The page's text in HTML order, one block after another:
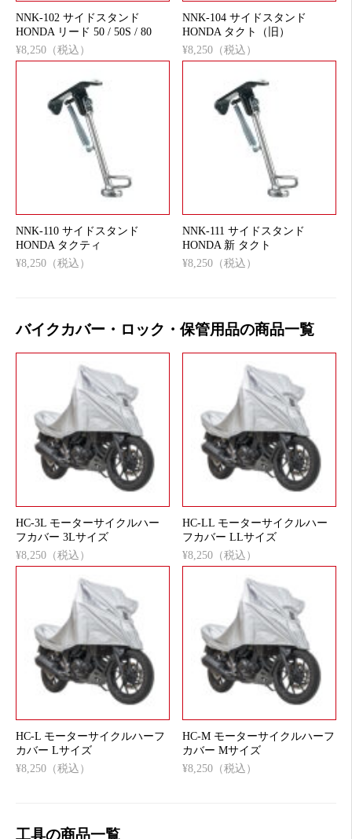
NNK-102 サイドスタンド
HONDA リード 50 / 50S / 80
¥8,250（税込）
NNK-104 サイドスタンド
HONDA タクト（旧）
¥8,250（税込）
NNK-110 サイドスタンド
HONDA タクティ
¥8,250（税込）
NNK-111 サイドスタンド
HONDA 新 タクト
¥8,250（税込）
バイクカバー・ロック・保管用品の商品一覧
HC-3L モーターサイクルハー
フカバー 3Lサイズ
¥8,250（税込）
HC-LL モーターサイクルハー
フカバー LLサイズ
¥8,250（税込）
HC-L モーターサイクルハーフ
カバー Lサイズ
¥8,250（税込）
HC-M モーターサイクルハーフ
カバー Mサイズ
¥8,250（税込）
工具の商品一覧